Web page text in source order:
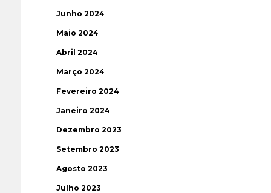
Junho 2024
Maio 2024
Abril 2024
Março 2024
Fevereiro 2024
Janeiro 2024
Dezembro 2023
Setembro 2023
Agosto 2023
Julho 2023